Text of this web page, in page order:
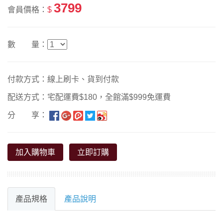
會員價格： $ 3799
數 量：
付款方式：線上刷卡、貨到付款
配送方式：宅配運費$180，全館滿$999免運費
分 享：
加入購物車 立即訂購
產品規格 產品說明